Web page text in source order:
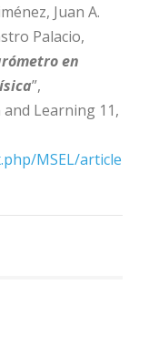
Juan A.
Palacio,
en
”,
Learning 11,
MSEL/article